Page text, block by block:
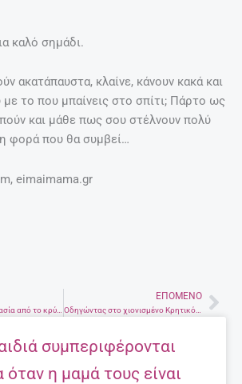
καλό σημάδι.
ακατάπαυστα, κλαίνε, κάνουν κακά και
το που μπαίνεις στο σπίτι; Πάρτο ως
και μάθε πως σου στέλνουν πολύ
φορά που θα συμβεί…
eimaimama.gr
ΕΠΌΜΕΝΟ
Οδηγώντας στο χιονισμένο Κρητικό τοπίο (φωτό-βίντεο)
συμπεριφέρονται
όταν η μαμά τους είναι